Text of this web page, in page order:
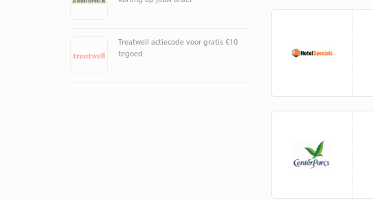
Treatwell actiecode voor gratis €10
tegoed